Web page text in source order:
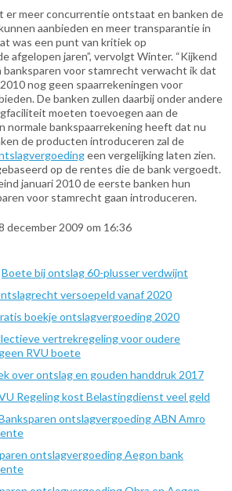
er meer concurrentie ontstaat en banken de
aanbieden en meer transparantie in
was een punt van kritiek op
afgelopen jaren”, vervolgt Winter. “Kijkend
voor stamrecht verwacht ik dat
nog geen spaarrekeningen voor
De banken zullen daarbij onder andere
moeten toevoegen aan de
normale bankspaarrekening heeft dat nu
de producten introduceren zal de
een vergelijking laten zien.
op de rentes die de bank vergoedt.
januari 2010 de eerste banken hun
voor stamrecht gaan introduceren.
december 2009 om 16:36
Boete bij ontslag 60-plusser verdwijnt
versoepeld vanaf 2020
boekje ontslagvergoeding 2020
vertrekregeling voor oudere
RVU boete
over ontslag en gouden handdruk 2017
Regeling kost Belastingdienst veel geld
ontslagvergoeding ABN Amro
ontslagvergoeding Aegon bank